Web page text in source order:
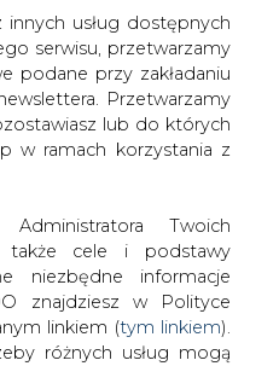
usług dostępnych
serwisu, przetwarzamy
podane przy zakładaniu
Przetwarzamy
lub do których
w ramach korzystania z
Twoich
także cele i podstawy
niezbędne informacje
znajdziesz w Polityce
linkiem (tym linkiem).
różnych usług mogą
CIRE 24 / ZE
Wrocławską
skomentuj
udostępnij: